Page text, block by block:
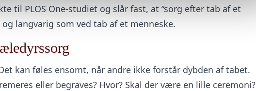
til PLOS One-studiet og slår fast, at “sorg efter tab af et
langvarig som ved tab af et menneske.
kan føles ensomt, når andre ikke forstår dybden af tabet.
eller begraves? Hvor? Skal der være en lille ceremoni?